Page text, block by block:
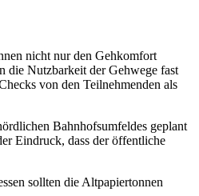
nicht nur den Gehkomfort
die Nutzbarkeit der Gehwege fast
von den Teilnehmenden als
Bahnhofsumfeldes geplant
Eindruck, dass der öffentliche
sollten die Altpapiertonnen